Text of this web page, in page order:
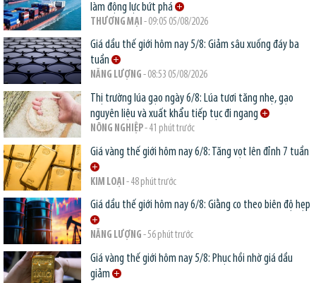
làm động lực bứt phá
THƯƠNG MẠI - 09:05 05/08/2026
Giá dầu thế giới hôm nay 5/8: Giảm sâu xuống đáy ba
tuần
NĂNG LƯỢNG - 08:53 05/08/2026
Thị trường lúa gạo ngày 6/8: Lúa tươi tăng nhẹ, gạo
nguyên liệu và xuất khẩu tiếp tục đi ngang
NÔNG NGHIỆP- 41 phút trước
Giá vàng thế giới hôm nay 6/8: Tăng vọt lên đỉnh 7 tuần
KIM LOẠI - 48 phút trước
Giá dầu thế giới hôm nay 6/8: Giằng co theo biên độ hẹp
NĂNG LƯỢNG - 56 phút trước
Giá vàng thế giới hôm nay 5/8: Phục hồi nhờ giá dầu
giảm